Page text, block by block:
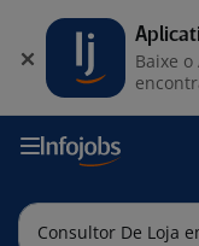
Baixe